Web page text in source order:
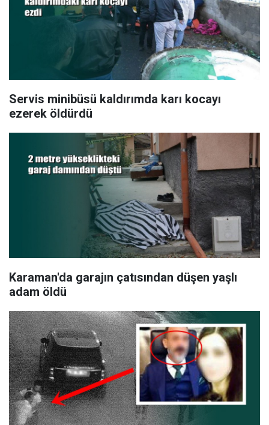
Servis minibüsü kaldırımda karı kocayı
ezerek öldürdü
Karaman'da garajın çatısından düşen yaşlı
adam öldü